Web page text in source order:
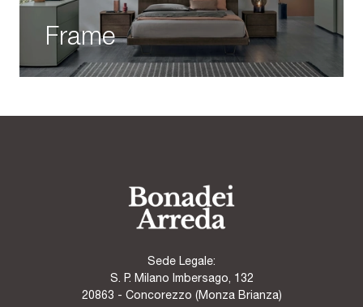
Frame
Sede Legale:
S. P. Milano Imbersago, 132
20863 - Concorezzo (Monza Brianza)